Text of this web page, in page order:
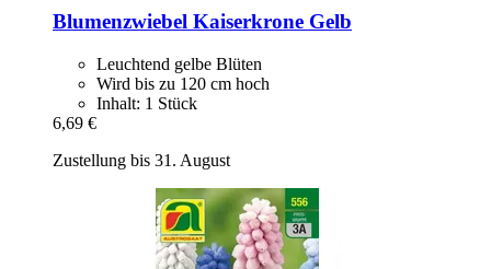
Blumenzwiebel Kaiserkrone Gelb
Leuchtend gelbe Blüten
Wird bis zu 120 cm hoch
Inhalt: 1 Stück
6,69 €
Zustellung bis 31. August